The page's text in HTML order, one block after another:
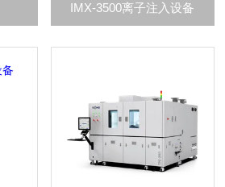
IMX-3500离子注入设备